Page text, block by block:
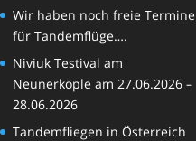
Wir haben noch freie Termine
für Tandemflüge….
Niviuk Testival am
Neunerköple am 27.06.2026 –
28.06.2026
Tandemfliegen in Österreich